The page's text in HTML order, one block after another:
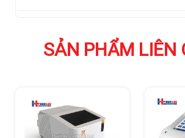
SẢN PHẨM LIÊN